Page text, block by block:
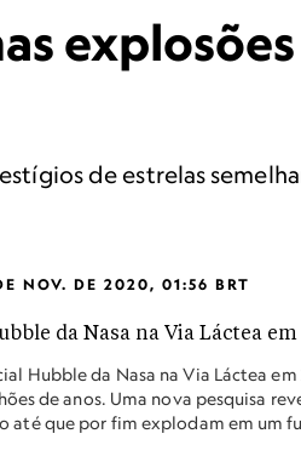
de estrelas
NOV. DE 2020, 01:56 BRT
Hubble da Nasa na Via Láctea em
de anos. Uma nova pesquisa
até que por fim explodam em um